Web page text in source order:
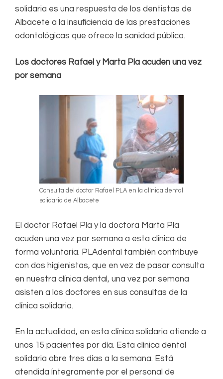
solidaria es una respuesta de los dentistas de
Albacete a la insuficiencia de las prestaciones
odontológicas que ofrece la sanidad pública.
Los doctores Rafael y Marta Pla acuden una vez
por semana
Consulta del doctor Rafael PLA en la clínica dental
solidaria de Albacete
El doctor Rafael Pla y la doctora Marta Pla
acuden una vez por semana a esta clínica de
forma voluntaria. PLAdental también contribuye
con dos higienistas, que en vez de pasar consulta
en nuestra clínica dental, una vez por semana
asisten a los doctores en sus consultas de la
clínica solidaria.
En la actualidad, en esta clínica solidaria atiende a
unos 15 pacientes por día. Esta clínica dental
solidaria abre tres días a la semana. Está
atendida íntegramente por el personal de